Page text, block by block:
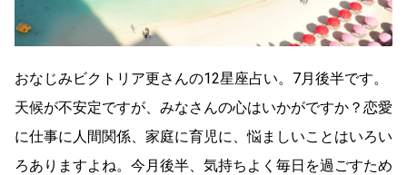
おなじみビクトリア更さんの12星座占い。7月後半です。
天候が不安定ですが、みなさんの心はいかがですか？恋愛
に仕事に人間関係、家庭に育児に、悩ましいことはいろい
ろありますよね。今月後半、気持ちよく毎日を過ごすため